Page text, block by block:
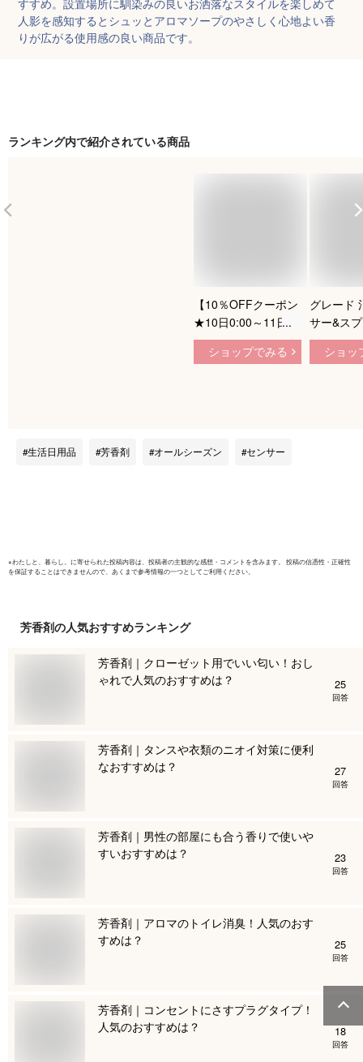
人影を感知するとシュッとアロマソープのやさしく心地よい香
りが広がる使用感の良い商品です。
ランキング内で紹介されている商品
【10％OFFクーポン
★10日0:00～11日
1:59】天然アロマ 人
感センサー トイレ用
40ml ) 全2色 | 強力
ショップでみる
グレード
サー&ス
レッシュ
の香り
ショッ
生活日用品 芳香剤 オールシーズン センサー
※わたしと、暮らし。 に寄せられた投稿内容は、投稿者の主観的な感想・コメントを含みます。 投稿の信憑性・正確性
を保証することはできませんので、あくまで参考情報の一つとしてご利用ください。
芳香剤の人気おすすめランキング
芳香剤｜クローゼット用でいい匂い！おし
ゃれで人気のおすすめは？
25
回答
芳香剤｜タンスや衣類のニオイ対策に便利
なおすすめは？
27
回答
芳香剤｜男性の部屋にも合う香りで使いや
すいおすすめは？
23
回答
芳香剤｜アロマのトイレ消臭！人気のおす
すめは？
25
回答
芳香剤｜コンセントにさすプラグタイプ！
人気のおすすめは？
18
回答